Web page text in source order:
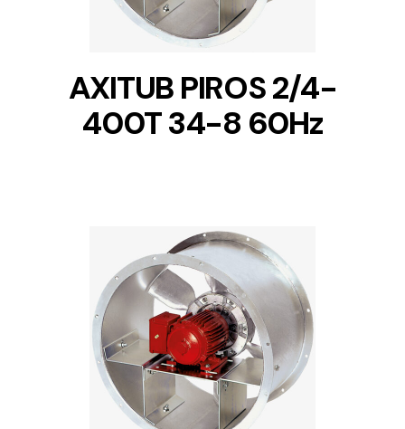
AXITUB PIROS 2/4-
400T 34-8 60Hz
DETAILS